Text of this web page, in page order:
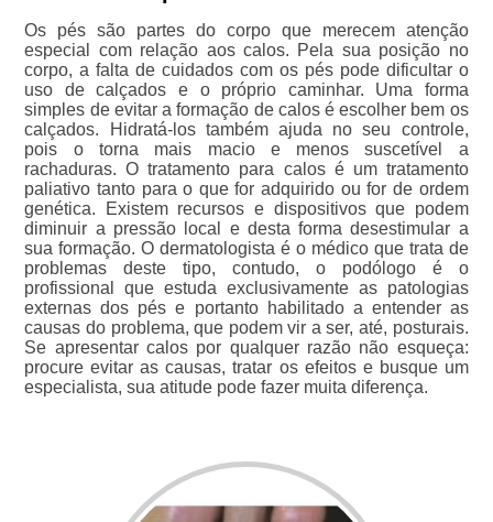
Os pés são partes do corpo que merecem atenção
especial com relação aos calos. Pela sua posição no
corpo, a falta de cuidados com os pés pode dificultar o
uso de calçados e o próprio caminhar. Uma forma
simples de evitar a formação de calos é escolher bem os
calçados. Hidratá-los também ajuda no seu controle,
pois o torna mais macio e menos suscetível a
rachaduras. O tratamento para calos é um tratamento
paliativo tanto para o que for adquirido ou for de ordem
genética. Existem recursos e dispositivos que podem
diminuir a pressão local e desta forma desestimular a
sua formação. O dermatologista é o médico que trata de
problemas deste tipo, contudo, o podólogo é o
profissional que estuda exclusivamente as patologias
externas dos pés e portanto habilitado a entender as
causas do problema, que podem vir a ser, até, posturais.
Se apresentar calos por qualquer razão não esqueça:
procure evitar as causas, tratar os efeitos e busque um
especialista, sua atitude pode fazer muita diferença.